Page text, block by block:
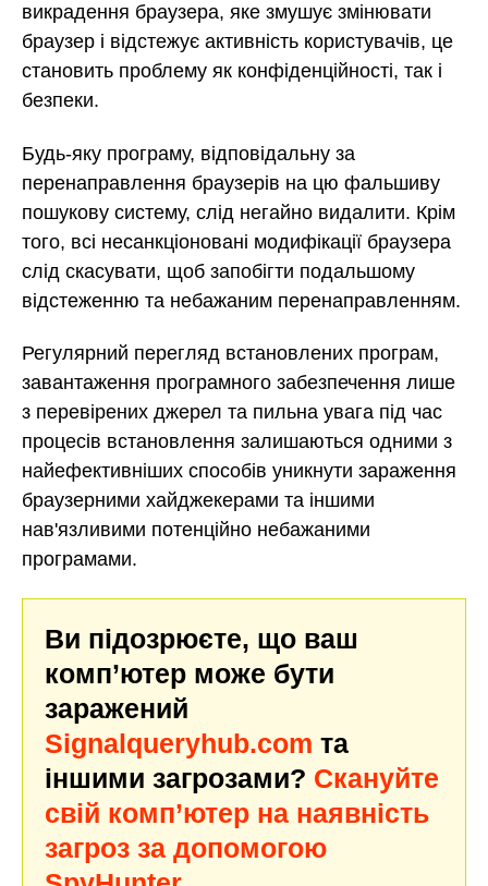
викрадення браузера, яке змушує змінювати
браузер і відстежує активність користувачів, це
становить проблему як конфіденційності, так і
безпеки.
Будь-яку програму, відповідальну за
перенаправлення браузерів на цю фальшиву
пошукову систему, слід негайно видалити. Крім
того, всі несанкціоновані модифікації браузера
слід скасувати, щоб запобігти подальшому
відстеженню та небажаним перенаправленням.
Регулярний перегляд встановлених програм,
завантаження програмного забезпечення лише
з перевірених джерел та пильна увага під час
процесів встановлення залишаються одними з
найефективніших способів уникнути зараження
браузерними хайджекерами та іншими
нав'язливими потенційно небажаними
програмами.
Ви підозрюєте, що ваш
комп’ютер може бути
заражений
Signalqueryhub.com та
іншими загрозами? Скануйте
свій комп’ютер на наявність
загроз за допомогою